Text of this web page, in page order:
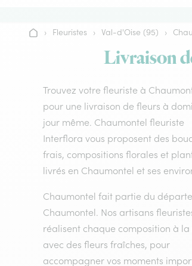
Accueil
› Fleuristes › Val-d'Oise (95) ›
Livraison
Trouvez votre fleuriste à
pour une livraison de fleurs à
jour même. Chaumontel fleuriste
Interflora vous proposent des
frais, compositions florales et
livrés en Chaumontel et ses
Chaumontel fait partie du
Chaumontel. Nos artisans
réalisent chaque composition à la
avec des fleurs fraîches, pour
accompagner vos moments